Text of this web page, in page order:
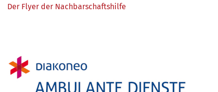
Der Flyer der Nachbarschaftshilfe